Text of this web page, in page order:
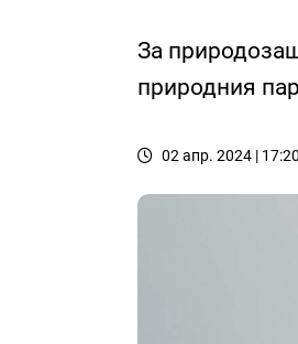
За
природния
02 апр. 2024 | 17:20